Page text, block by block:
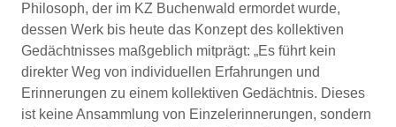
Philosoph, der im KZ Buchenwald ermordet wurde,
dessen Werk bis heute das Konzept des kollektiven
Gedächtnisses maßgeblich mitprägt: „Es führt kein
direkter Weg von individuellen Erfahrungen und
Erinnerungen zu einem kollektiven Gedächtnis. Dieses
ist keine Ansammlung von Einzelerinnerungen, sondern